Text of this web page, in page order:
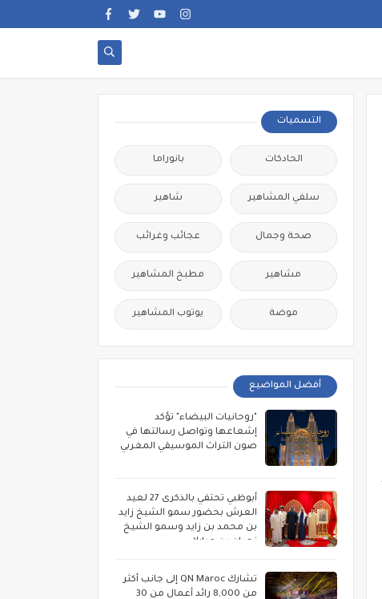
التسميات
الحادكات بانوراما
سلفي المشاهير شاهير
صحة وجمال عجائب وغرائب
مشاهير مطبخ المشاهير
موضة يوتوب المشاهير
أفضل المواضيع
"روحانيات البيضاء" تؤكد
إشعاعها وتواصل رسالتها في
صون التراث الموسيقي المغربي
أبوظبي تحتفي بالذكرى 27 لعيد
العرش بحضور سمو الشيخ زايد
بن محمد بن زايد وسمو الشيخ
نهيان بن مبارك
تشارك QN Maroc إلى جانب أكثر
من 8,000 رائد أعمال من 30